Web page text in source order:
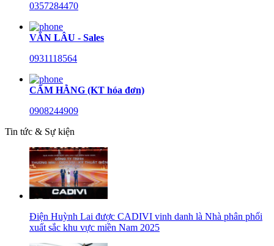
0357284470
VĂN LÂU - Sales
0931118564
CẨM HẰNG (KT hóa đơn)
0908244909
Tin tức & Sự kiện
Điện Huỳnh Lai được CADIVI vinh danh là Nhà phân phối
xuất sắc khu vực miền Nam 2025